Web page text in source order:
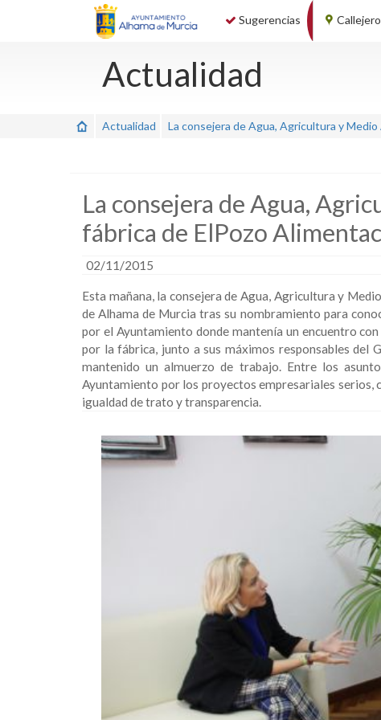
Sugerencias Callejero
Actualidad
Actualidad La consejera de Agua, Agricultura y
La consejera de Agua,
fábrica de ElPozo
02/11/2015
Esta mañana, la consejera de Agua, Agricultura y
de Alhama de Murcia tras su nombramiento para
por el Ayuntamiento donde mantenía un encuentro
por la fábrica, junto a sus máximos responsables del
mantenido un almuerzo de trabajo. Entre los
Ayuntamiento por los proyectos empresariales serios,
igualdad de trato y transparencia.